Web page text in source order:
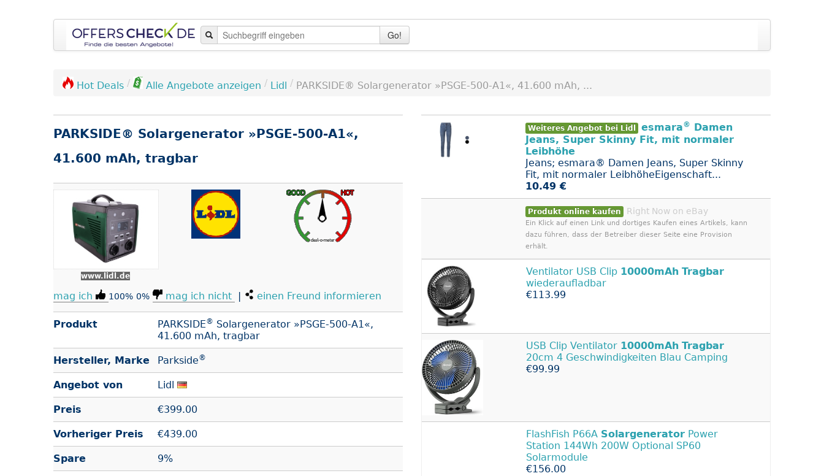
Go!
Hot Deals / Alle Angebote anzeigen / Lidl / PARKSIDE® Solargenerator »PSGE-500-A1«, 41.600 mAh, ...
PARKSIDE® Solargenerator »PSGE-500-A1«,
41.600 mAh, tragbar
www.lidl.de
mag ich 100% 0% mag ich nicht | einen Freund informieren
Produkt PARKSIDE® Solargenerator »PSGE-500-A1«,
41.600 mAh, tragbar
Hersteller, Marke Parkside®
Angebot von Lidl
Preis €399.00
Vorheriger Preis €439.00
Spare 9%
Weiteres Angebot bei Lidl esmara® Damen
Jeans, Super Skinny Fit, mit normaler
Leibhöhe
Jeans; esmara® Damen Jeans, Super Skinny
Fit, mit normaler LeibhöheEigenschaft...
10.49 €
Produkt online kaufen Right Now on eBay
Ein Klick auf einen Link und dortiges Kaufen eines Artikels, kann
dazu führen, dass der Betreiber dieser Seite eine Provision
erhält.
Ventilator USB Clip 10000mAh Tragbar
wiederaufladbar
€113.99
USB Clip Ventilator 10000mAh Tragbar
20cm 4 Geschwindigkeiten Blau Camping
€99.99
FlashFish P66A Solargenerator Power
Station 144Wh 200W Optional SP60
Solarmodule
€156.00